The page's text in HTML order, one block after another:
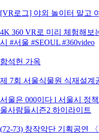
[VR로그] 야외 놀이터 말고
4K 360 VR로 미리 체험해보
시 #서울 #SEOUL #360video
함석헌 가옥
제 7회 서울식물원 식재설계
서울은 000이다 l 서울시 정
울사람들시즌2 하이라이트
(72-73) 창작악단 기획공연